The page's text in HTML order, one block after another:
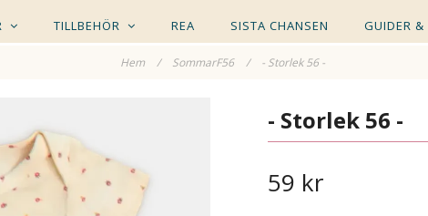
TILLBEHÖR REA SISTA CHANSEN GUIDER &
Hem / SommarF56 / - Storlek 56 -
NÅGON AV DESSA PRODUKTER KAN- Storlek 56 -
59 kr